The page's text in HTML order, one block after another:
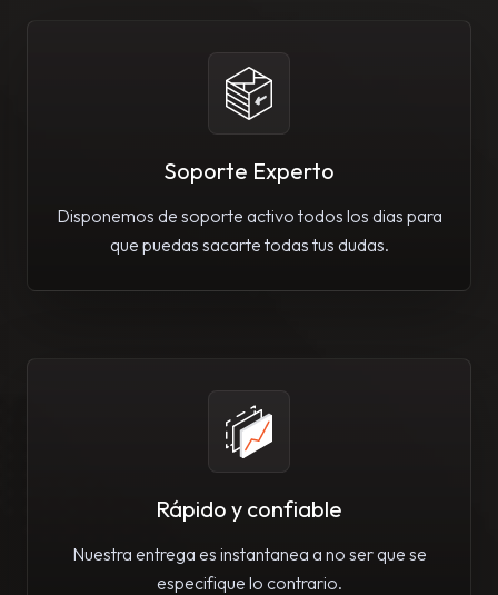
Soporte Experto
Disponemos de soporte activo todos los dias para
que puedas sacarte todas tus dudas.
Rápido y confiable
Nuestra entrega es instantanea a no ser que se
especifique lo contrario.